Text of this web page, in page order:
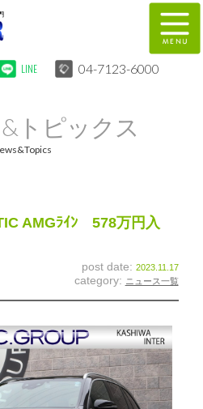
LINE 04-7123-6000
特別作業
スタッフ紹介
個人情報保護方針
納車情報
トピックス
AMGﾗｲﾝ 578万円入
post date: 2023.11.17
category: ニュース一覧